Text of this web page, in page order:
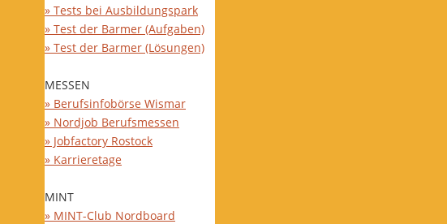
» Tests bei Ausbildungspark
» Test der Barmer (Aufgaben)
» Test der Barmer (Lösungen)
MESSEN
» Berufsinfobörse Wismar
» Nordjob Berufsmessen
» Jobfactory Rostock
» Karrieretage
MINT
» MINT-Club Nordboard